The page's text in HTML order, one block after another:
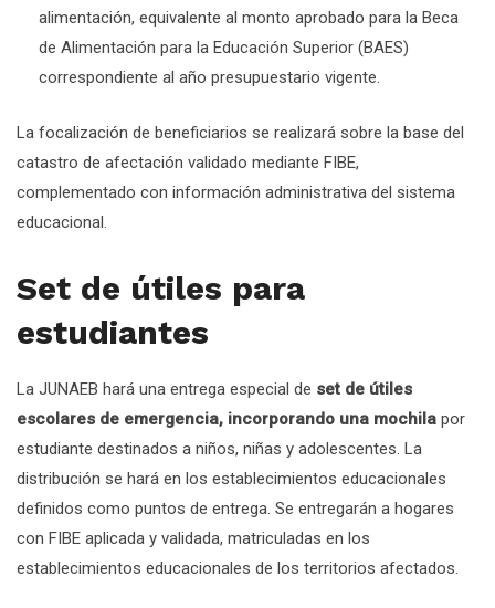
alimentación, equivalente al monto aprobado para la Beca
de Alimentación para la Educación Superior (BAES)
correspondiente al año presupuestario vigente.
La focalización de beneficiarios se realizará sobre la base del
catastro de afectación validado mediante FIBE,
complementado con información administrativa del sistema
educacional.
Set de útiles para
estudiantes
La JUNAEB hará una entrega especial de set de útiles
escolares de emergencia, incorporando una mochila por
estudiante destinados a niños, niñas y adolescentes. La
distribución se hará en los establecimientos educacionales
definidos como puntos de entrega. Se entregarán a hogares
con FIBE aplicada y validada, matriculadas en los
establecimientos educacionales de los territorios afectados.